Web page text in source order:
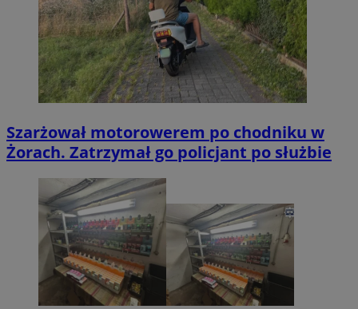
Szarżował motorowerem po chodniku w
Żorach. Zatrzymał go policjant po służbie